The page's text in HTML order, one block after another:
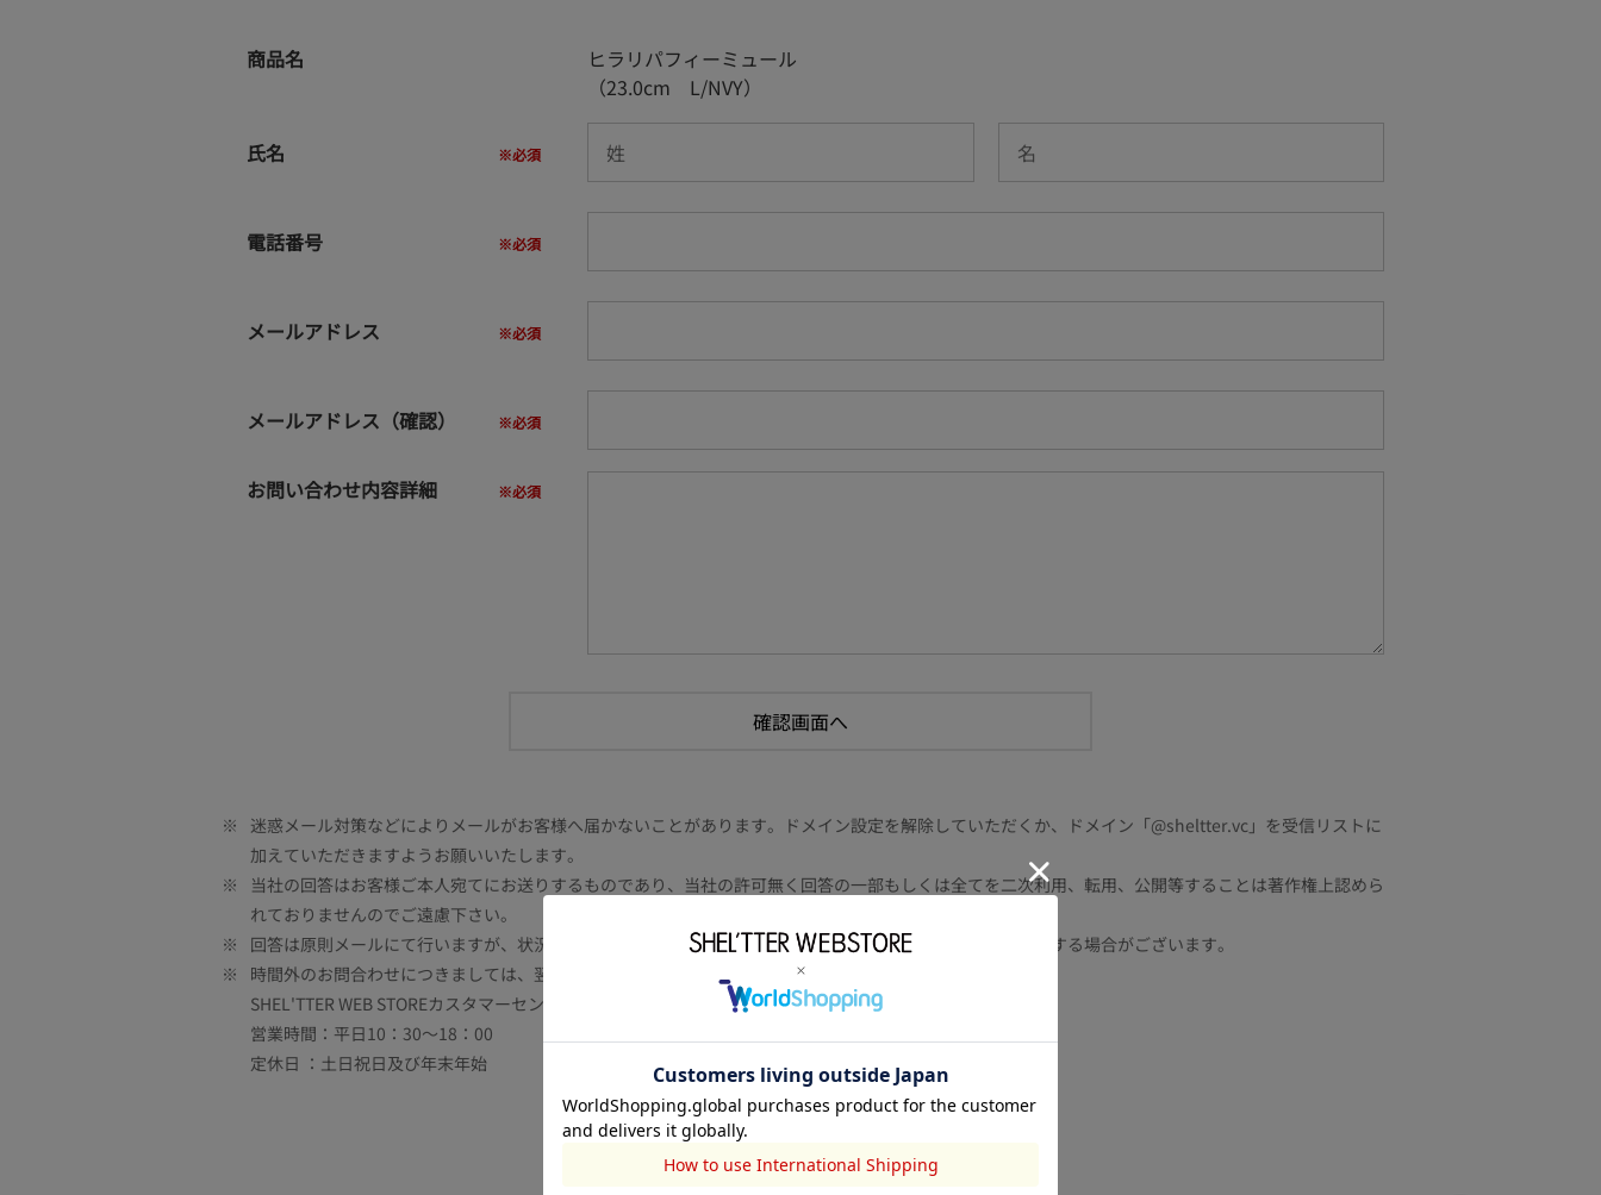
商品名
ヒラリパフィーミュール
（23.0cm L/NVY）
氏名
電話番号
メールアドレス
メールアドレス（確認）
お問い合わせ内容詳細
※
迷惑メール対策などによりメールがお客様へ届かないことがあります。ドメイン設定を解除していただくか、ドメイン「@sheltter.vc」を受信リストに
加えていただきますようお願いいたします。
※
当社の回答はお客様ご本人宛てにお送りするものであり、当社の許可無く回答の一部もしくは全てを二次利用、転用、公開等することは著作権上認めら
れておりませんのでご遠慮下さい。
※
回答は原則メールにて行いますが、状況により電話や書面等の場合もございます。また内容により時間を要する場合がございます。
※
時間外のお問合わせにつきましては、翌営業日より順次対応いたします。
SHEL'TTER WEB STOREカスタマーセンター
営業時間：平日10：30～18：00
定休日 ：土日祝日及び年末年始